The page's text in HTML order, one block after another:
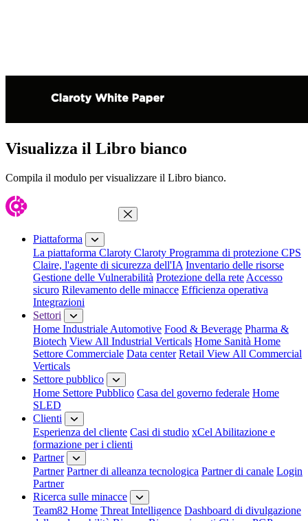
Visualizza il Libro bianco
Compila il modulo per visualizzare il Libro bianco.
Chiudi menu
Piattaforma
La piattaforma Claroty Claroty Programma di protezione CPS
Claire, l'agente di sicurezza dell'IA Inventario delle risorse
Gestione delle Vulnerabilità Protezione della rete Accesso
sicuro Rilevamento delle minacce Efficienza operativa
Integrazioni
Settori
Home Industriale Automotive Food & Beverage Pharma &
Biotech View All Industrial Verticals Home Sanità Home
Settore Commerciale Data center Retail View All Commercial
Verticals
Settore pubblico
Home Settore Pubblico Casa del governo federale Home
SLED
Clienti
Esperienza del cliente Casi di studio xCel Abilitazione e
formazione per i clienti
Partner
Partner Partner di alleanza tecnologica Partner di canale Login
Partner
Ricerca sulle minacce
Team82 Home Threat Intelligence Dashboard di divulgazione